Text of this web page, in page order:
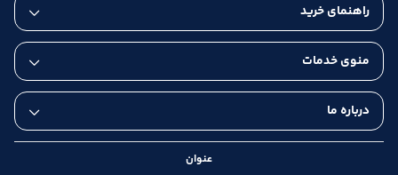
راهنمای خرید
منوی خدمات
درباره ما
عنوان